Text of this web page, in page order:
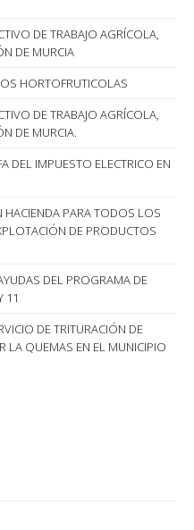
DE TRABAJO AGRÍCOLA,
DE MURCIA
HORTOFRUTICOLAS
DE TRABAJO AGRÍCOLA,
DE MURCIA.
DEL IMPUESTO ELECTRICO EN
HACIENDA PARA TODOS LOS
DE PRODUCTOS
DEL PROGRAMA DE
11
DE TRITURACIÓN DE
LA QUEMAS EN EL MUNICIPIO